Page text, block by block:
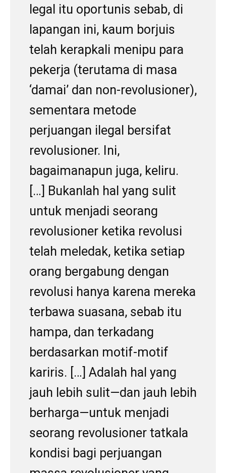
legal itu oportunis sebab, di
lapangan ini, kaum borjuis
telah kerapkali menipu para
pekerja (terutama di masa
‘damai’ dan non-revolusioner),
sementara metode
perjuangan ilegal bersifat
revolusioner. Ini,
bagaimanapun juga, keliru.
[…] Bukanlah hal yang sulit
untuk menjadi seorang
revolusioner ketika revolusi
telah meledak, ketika setiap
orang bergabung dengan
revolusi hanya karena mereka
terbawa suasana, sebab itu
hampa, dan terkadang
berdasarkan motif-motif
kariris. […] Adalah hal yang
jauh lebih sulit—dan jauh lebih
berharga—untuk menjadi
seorang revolusioner tatkala
kondisi bagi perjuangan